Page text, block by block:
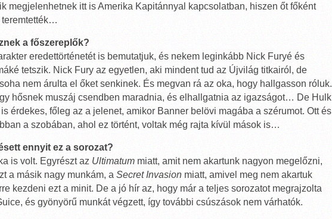
megjelenhetnek itt is Amerika Kapitánnyal kapcsolatban, hiszen őt főként
a főszereplők?
eredettörténetét is bemutatjuk, és nekem leginkább Nick Furyé és
tetszik. Nick Fury az egyetlen, aki mindent tud az Újvilág titkairól, de
nem árulta el őket senkinek. És megvan rá az oka, hogy hallgasson róluk.
hősnek muszáj csendben maradnia, és elhallgatnia az igazságot… De Hulk
érdekes, főleg az a jelenet, amikor Banner belövi magába a szérumot. Ott és
a szobában, ahol ez történt, voltak még rajta kívül mások is…
ennyit ez a sorozat?
is volt. Egyrészt az Ultimatummiatt, amit nem akartunk nagyon megelőzni,
a másik nagy munkám, a Secret Invasionmiatt, amivel meg nem akartuk
kezdeni ezt a minit. De a jó hír az, hogy már a teljes sorozatot megrajzolta
és gyönyörű munkát végzett, így további csúszások nem várhatók.